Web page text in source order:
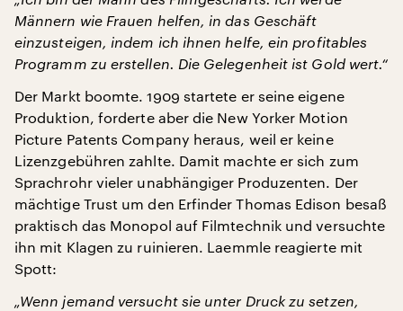
Männern wie Frauen helfen, in das Geschäft
einzusteigen, indem ich ihnen helfe, ein profitables
Programm zu erstellen. Die Gelegenheit ist Gold wert.“
Der Markt boomte. 1909 startete er seine eigene
Produktion, forderte aber die New Yorker Motion
Picture Patents Company heraus, weil er keine
Lizenzgebühren zahlte. Damit machte er sich zum
Sprachrohr vieler unabhängiger Produzenten. Der
mächtige Trust um den Erfinder Thomas Edison besaß
praktisch das Monopol auf Filmtechnik und versuchte
ihn mit Klagen zu ruinieren. Laemmle reagierte mit
Spott:
„Wenn jemand versucht sie unter Druck zu setzen,